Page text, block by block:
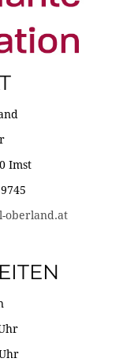
Imst
oberland.at